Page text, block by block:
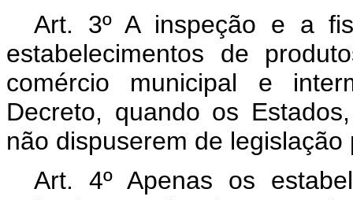
Art. 3º A inspeção e a
estabelecimentos de
comércio municipal e
Decreto, quando os
não dispuserem de legislação
Art. 4º Apenas os